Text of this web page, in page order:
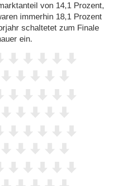
von 14,1 Prozent,
immerhin 18,1 Prozent
schaltetet zum Finale
ein.